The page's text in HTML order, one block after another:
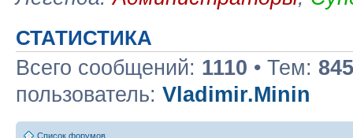
СТАТИСТИКА
Всего сообщений: 1110 • Тем: 845
пользователь: Vladimir.Minin
Список форумов